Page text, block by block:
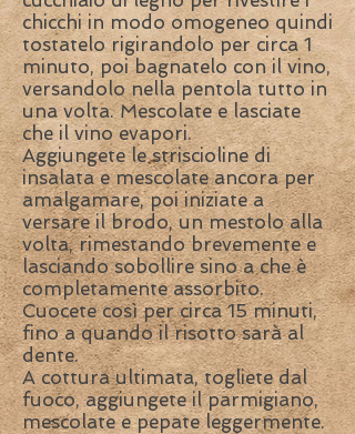
chicchi in modo omogeneo quindi
tostatelo rigirandolo per circa 1
minuto, poi bagnatelo con il vino,
versandolo nella pentola tutto in
una volta. Mescolate e lasciate
che il vino evapori.
Aggiungete le striscioline di
insalata e mescolate ancora per
amalgamare, poi iniziate a
versare il brodo, un mestolo alla
volta, rimestando brevemente e
lasciando sobollire sino a che è
completamente assorbito.
Cuocete così per circa 15 minuti,
fino a quando il risotto sarà al
dente.
A cottura ultimata, togliete dal
fuoco, aggiungete il parmigiano,
mescolate e pepate leggermente.